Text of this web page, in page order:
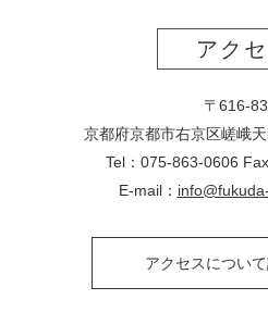
アク
〒616-
京都府京都市右京区嵯峨
Tel：075-863-0606
E-mail：
アクセスについ